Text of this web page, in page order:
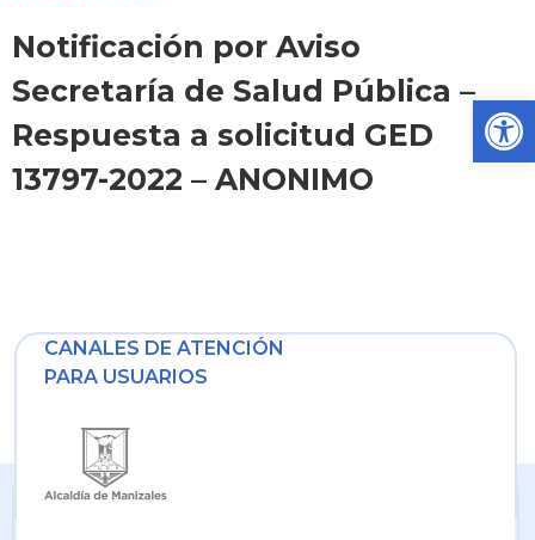
Notificación por Aviso
Secretaría de Salud Pública –
Respuesta a solicitud GED
13797-2022 – ANONIMO
CANALES DE ATENCIÓN
PARA USUARIOS